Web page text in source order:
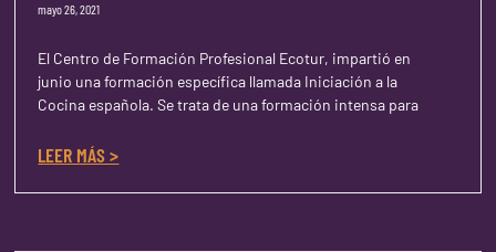
mayo 26, 2021
El Centro de Formación Profesional Ecotur, impartió en
junio una formación específica llamada Iniciación a la
Cocina española. Se trata de una formación intensa para
LEER MÁS >